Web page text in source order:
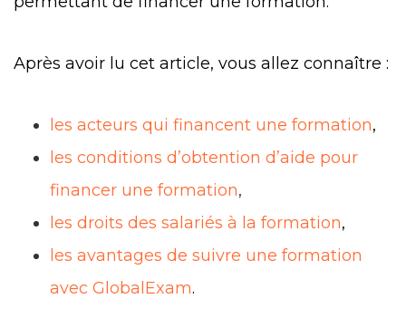
Après avoir lu cet article, vous allez connaître :
les acteurs qui financent une formation,
les conditions d’obtention d’aide pour
financer une formation,
les droits des salariés à la formation,
les avantages de suivre une formation
avec GlobalExam.